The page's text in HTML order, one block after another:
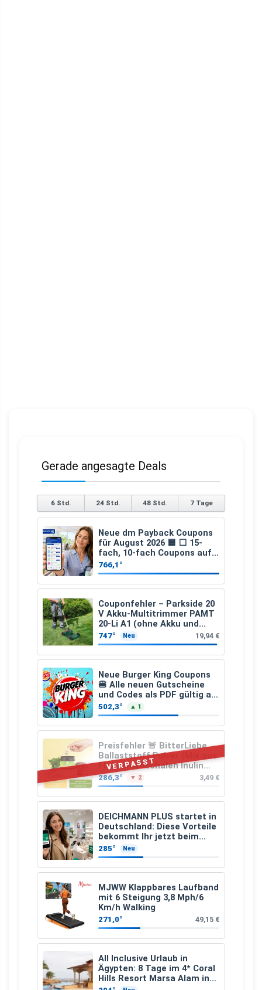
Gerade angesagte Deals
6 Std. 24 Std. 48 Std. 7 Tage
Neue dm Payback Coupons
für August 2026 🟦 ⬜ 15-
fach, 10-fach Coupons auf
den gesamten Einkauf ab 2
€
766,1°
Couponfehler – Parkside 20
V Akku-Multitrimmer PAMT
20-Li A1 (ohne Akku und
Ladegerät)
747° Neu 19,94 €
Neue Burger King Coupons
🍔 Alle neuen Gutscheine
und Codes als PDF gültig ab
25.07.2026 bis 04.09.2026
502,3° ▲ 1
VERPASST
Preisfehler 🚨 BitterLiebe
Ballaststoff Pulver (Mix aus
Flohsamenschalen Inulin
(Präbiotika) Leinsamen &
Apfelfaser)
286,3° ▼ 2 3,49 €
DEICHMANN PLUS startet in
Deutschland: Diese Vorteile
bekommt Ihr jetzt beim
Schuhkauf
285° Neu
MJWW Klappbares Laufband
mit 6 Steigung 3,8 Mph/6
Km/h Walking
271,0° 49,15 €
All Inclusive Urlaub in
Ägypten: 8 Tage im 4* Coral
Hills Resort Marsa Alam inkl.